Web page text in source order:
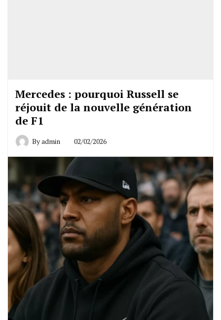
Mercedes : pourquoi Russell se
réjouit de la nouvelle génération
de F1
Byadmin 02/02/2026